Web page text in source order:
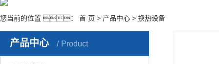
您当前的位置 ： 首 页 > 产品中心 > 换热设备
产品中心 Product